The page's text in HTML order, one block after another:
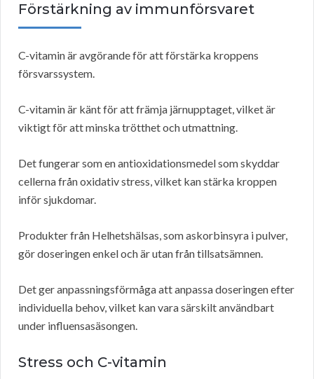
Förstärkning av immunförsvaret
C-vitamin är avgörande för att förstärka kroppens
försvarssystem.
C-vitamin är känt för att främja järnupptaget, vilket är
viktigt för att minska trötthet och utmattning.
Det fungerar som en antioxidationsmedel som skyddar
cellerna från oxidativ stress, vilket kan stärka kroppen
inför sjukdomar.
Produkter från Helhetshälsas, som askorbinsyra i pulver,
gör doseringen enkel och är utan från tillsatsämnen.
Det ger anpassningsförmåga att anpassa doseringen efter
individuella behov, vilket kan vara särskilt användbart
under influensasäsongen.
Stress och C-vitamin